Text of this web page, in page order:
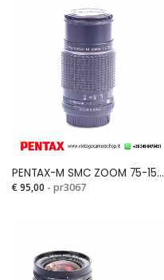
PENTAX-M SMC ZOOM 75-150mm 1:4 Si
€ 95,00 - pr3067